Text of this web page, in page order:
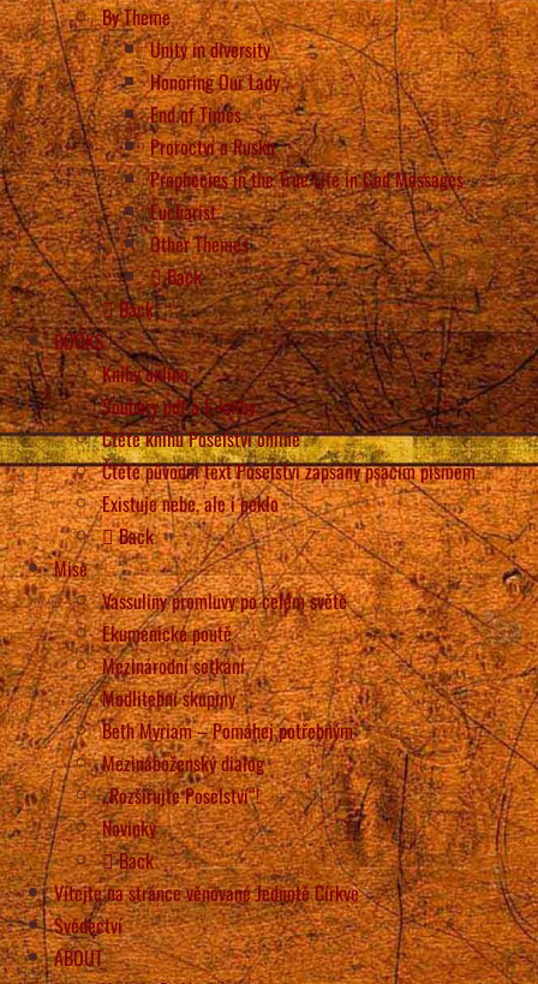
By Theme
Unity in diversity
Honoring Our Lady
End of Times
Proroctví o Rusku
Prophecies in the True Life in God Messages
Eucharist
Other Themes
Back
Back
BOOKS
Knihy online
Soubory pdf a E-knihy
Čtěte knihu Poselství online
Čtěte původní text Poselství zapsaný psacím písmem
Existuje nebe, ale i peklo
Back
Mise
Vassuliny promluvy po celém světě
Ekumenické poutě
Mezinárodní setkání
Modlitební skupiny
Beth Myriam – Pomáhej potřebným
Mezináboženský dialog
„Rozšiřujte Poselství“!
Novinky
Back
Vítejte na stránce věnované Jednotě Církve
Svědectví
ABOUT